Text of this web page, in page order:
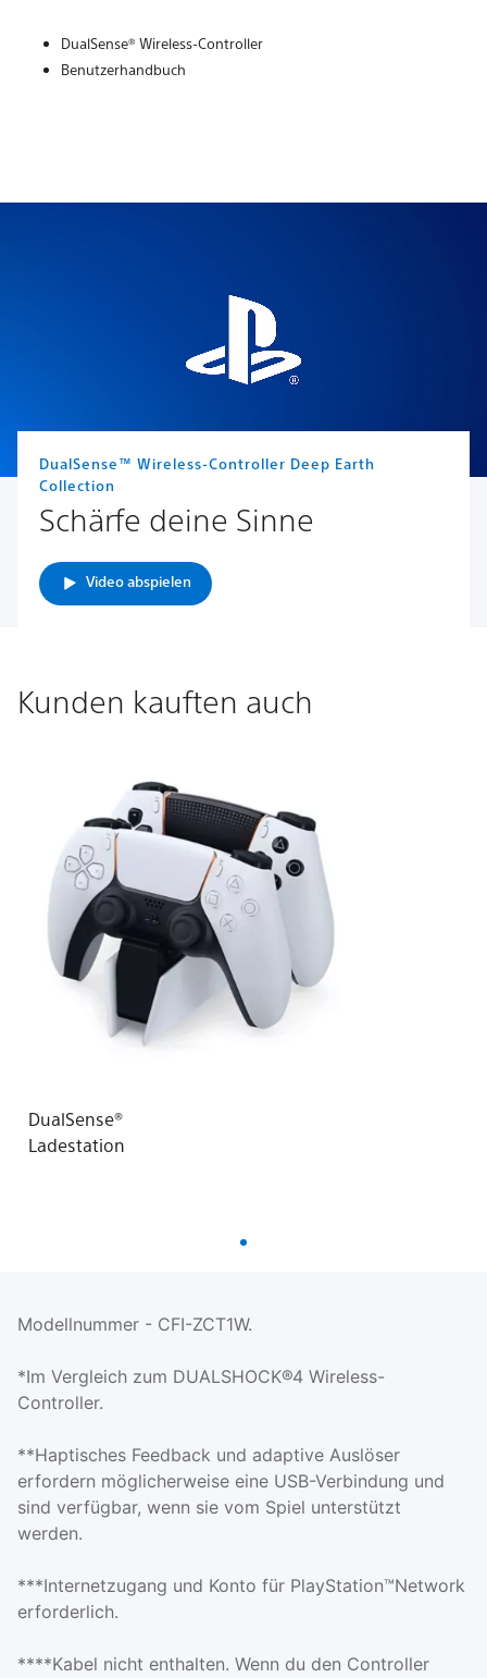
DualSense® Wireless-Controller
Benutzerhandbuch
DualSense™ Wireless-Controller Deep Earth
Collection
Schärfe deine Sinne
Video abspielen
Kunden kauften auch
DualSense®
Ladestation
Modellnummer - CFI-ZCT1W.
*Im Vergleich zum DUALSHOCK®4 Wireless-
Controller.
**Haptisches Feedback und adaptive Auslöser
erfordern möglicherweise eine USB-Verbindung und
sind verfügbar, wenn sie vom Spiel unterstützt
werden.
***Internetzugang und Konto für PlayStation™Network
erforderlich.
****Kabel nicht enthalten. Wenn du den Controller